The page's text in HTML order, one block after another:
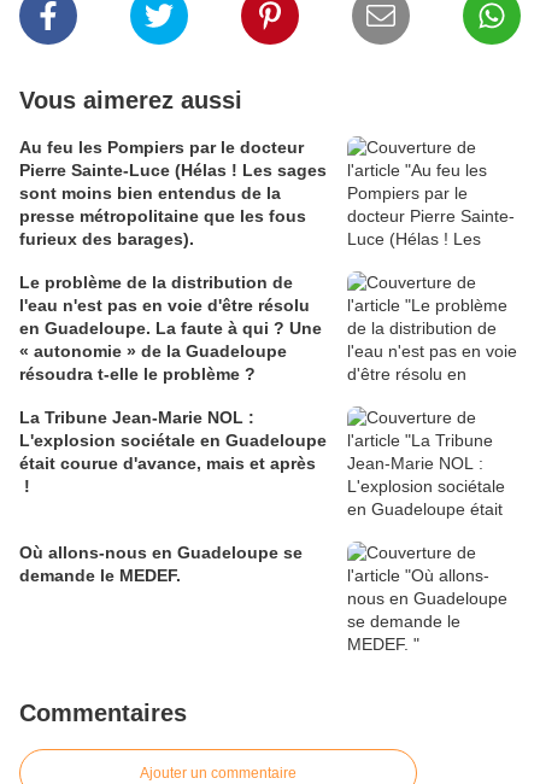
Vous aimerez aussi
Au feu les Pompiers par le docteur
Pierre Sainte-Luce (Hélas ! Les sages
sont moins bien entendus de la
presse métropolitaine que les fous
furieux des barages).
Le problème de la distribution de
l'eau n'est pas en voie d'être résolu
en Guadeloupe. La faute à qui ? Une
« autonomie » de la Guadeloupe
résoudra t-elle le problème ?
La Tribune Jean-Marie NOL :
L'explosion sociétale en Guadeloupe
était courue d'avance, mais et après
!
Où allons-nous en Guadeloupe se
demande le MEDEF.
Commentaires
Ajouter un commentaire